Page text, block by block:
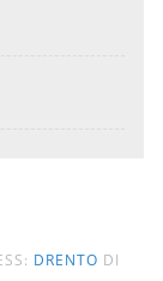
DRENTO DI